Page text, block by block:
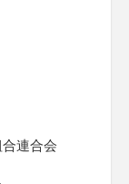
連合会